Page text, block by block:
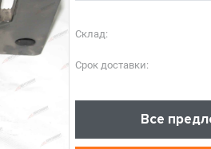
Склад:
Срок доставки:
Все